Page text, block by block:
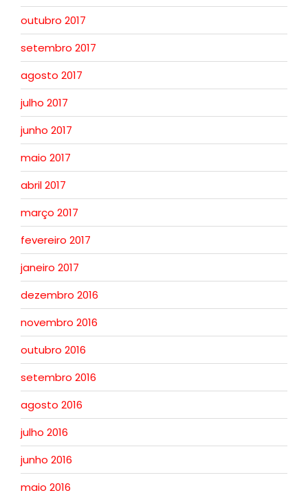
outubro 2017
setembro 2017
agosto 2017
julho 2017
junho 2017
maio 2017
abril 2017
março 2017
fevereiro 2017
janeiro 2017
dezembro 2016
novembro 2016
outubro 2016
setembro 2016
agosto 2016
julho 2016
junho 2016
maio 2016